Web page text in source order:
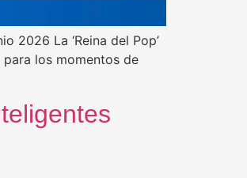
2026 La ‘Reina del Pop’
los momentos de